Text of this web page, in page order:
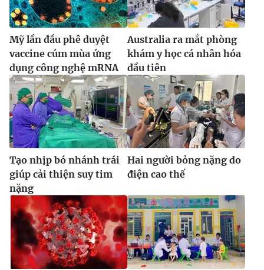
® Cấm sao chép dưới mọi hình thức nếu không có sự chấp
thuận bằng văn bản. Ghi rõ nguồn VTV.vn khi phát hành lại
thông tin từ website này.
Mỹ lần đầu phê duyệt
vaccine cúm mùa ứng
dụng công nghệ mRNA
Australia ra mắt phòng
khám y học cá nhân hóa
đầu tiên
Tạo nhịp bó nhánh trái
giúp cải thiện suy tim
nặng
Hai người bỏng nặng do
điện cao thế